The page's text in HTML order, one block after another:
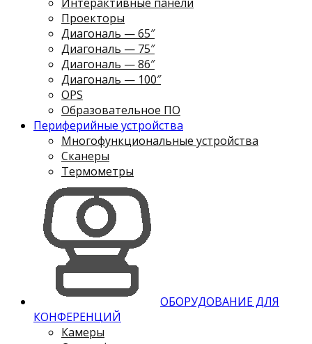
Проекторы
Диагональ — 65″
Диагональ — 75″
Диагональ — 86″
Диагональ — 100″
OPS
Образовательное ПО
Периферийные устройства
Многофункциональные устройства
Сканеры
Термометры
ОБОРУДОВАНИЕ ДЛЯ
КОНФЕРЕНЦИЙ
Камеры